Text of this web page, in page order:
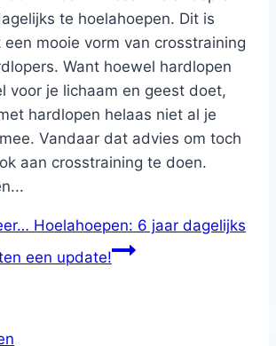
te hoelahoepen. Dit is
een mooie vorm van crosstraining
Want hoewel hardlopen
voor je lichaam en geest doet,
hardlopen helaas niet al je
Vandaar dat advies om toch
aan crosstraining te doen.
Hoelahoepen: 6 jaar dagelijks
een update!